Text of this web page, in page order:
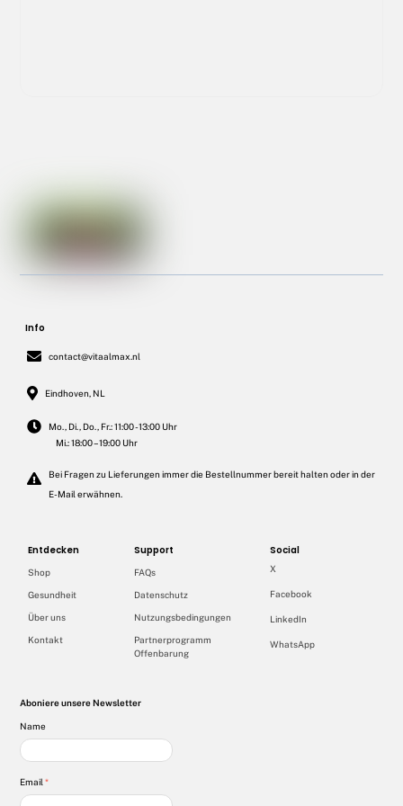
Info
contact@vitaalmax.nl
Eindhoven, NL
Mo., Di., Do., Fr.: 11:00 - 13:00 Uhr
Mi.: 18:00 – 19:00 Uhr
Bei Fragen zu Lieferungen immer die Bestellnummer bereit halten oder in der
E-Mail erwähnen.
Entdecken
Shop
Gesundheit
Über uns
Kontakt
Support
FAQs
Datenschutz
Nutzungsbedingungen
Partnerprogramm
Offenbarung
Social
X
Facebook
LinkedIn
WhatsApp
Aboniere unsere Newsletter
Name
Email*